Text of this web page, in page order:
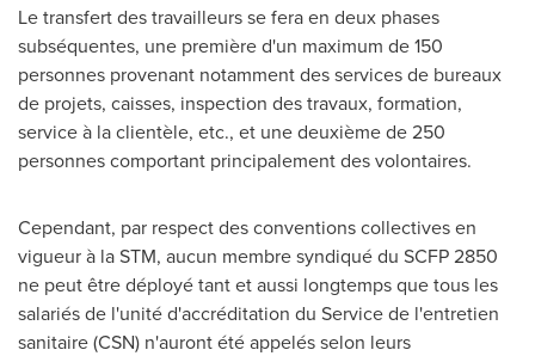
Le transfert des travailleurs se fera en deux phases
subséquentes, une première d'un maximum de 150
personnes provenant notamment des services de bureaux
de projets, caisses, inspection des travaux, formation,
service à la clientèle, etc., et une deuxième de 250
personnes comportant principalement des volontaires.
Cependant, par respect des conventions collectives en
vigueur à la STM, aucun membre syndiqué du SCFP 2850
ne peut être déployé tant et aussi longtemps que tous les
salariés de l'unité d'accréditation du Service de l'entretien
sanitaire (CSN) n'auront été appelés selon leurs